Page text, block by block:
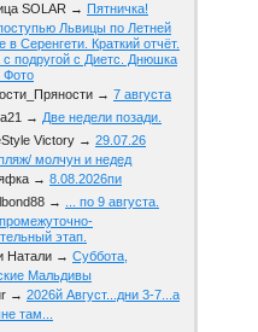
SOLAR → Пятничка!
Львицы по Летней
в Серенгети. Краткий отчёт.
с подругой с Диетс. Днюшка
Фото
→ 7 августа
→ Две недели позади.
Victory → 29.07.26
молчун и недед
→ 8.08.2026пи
→ ... по 9 августа.
этап.
Натали → Суббота,
Мальдивы
→ 2026й Август...дни 3-7...а
там...